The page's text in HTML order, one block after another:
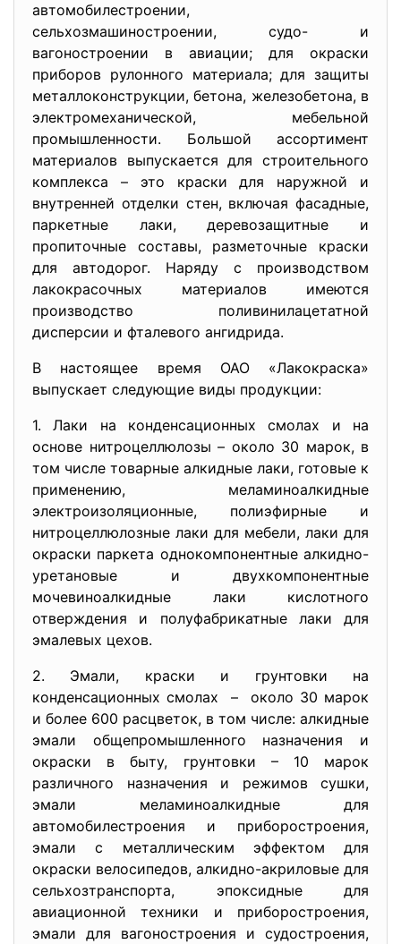
автомобилестроении,
сельхозмашиностроении, судо- и
вагоностроении в авиации; для окраски
приборов рулонного материала; для защиты
металлоконструкции, бетона, железобетона, в
электромеханической, мебельной
промышленности. Большой ассортимент
материалов выпускается для строительного
комплекса – это краски для наружной и
внутренней отделки стен, включая фасадные,
паркетные лаки, деревозащитные и
пропиточные составы, разметочные краски
для автодорог. Наряду с производством
лакокрасочных материалов имеются
производство поливинилацетатной
дисперсии и фталевого ангидрида.
В настоящее время ОАО «Лакокраска»
выпускает следующие виды продукции:
1. Лаки на конденсационных смолах и на
основе нитроцеллюлозы – около 30 марок, в
том числе товарные алкидные лаки, готовые к
применению, меламиноалкидные
электроизоляционные, полиэфирные и
нитроцеллюлозные лаки для мебели, лаки для
окраски паркета однокомпонентные алкидно-
уретановые и двухкомпонентные
мочевиноалкидные лаки кислотного
отверждения и полуфабрикатные лаки для
эмалевых цехов.
2. Эмали, краски и грунтовки на
конденсационных смолах – около 30 марок
и более 600 расцветок, в том числе: алкидные
эмали общепромышленного назначения и
окраски в быту, грунтовки – 10 марок
различного назначения и режимов сушки,
эмали меламиноалкидные для
автомобилестроения и приборостроения,
эмали с металлическим эффектом для
окраски велосипедов, алкидно-акриловые для
сельхозтранспорта, эпоксидные для
авиационной техники и приборостроения,
эмали для вагоностроения и судостроения,